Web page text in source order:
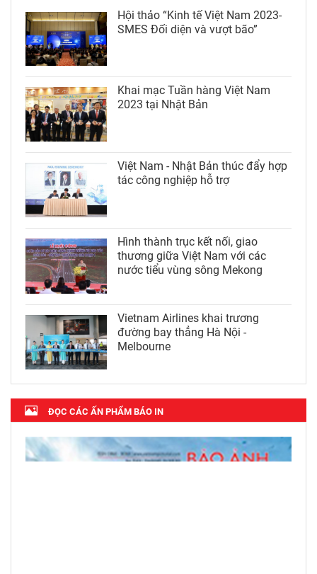
Hội thảo “Kinh tế Việt Nam 2023-
SMES Đối diện và vượt bão”
Khai mạc Tuần hàng Việt Nam
2023 tại Nhật Bản
Việt Nam - Nhật Bản thúc đẩy hợp
tác công nghiệp hỗ trợ
Hình thành trục kết nối, giao
thương giữa Việt Nam với các
nước tiểu vùng sông Mekong
Vietnam Airlines khai trương
đường bay thẳng Hà Nội -
Melbourne
ĐỌC CÁC ẤN PHẨM BÁO IN